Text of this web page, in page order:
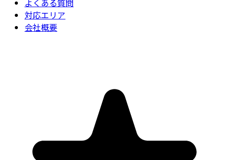
よくある質問
対応エリア
会社概要